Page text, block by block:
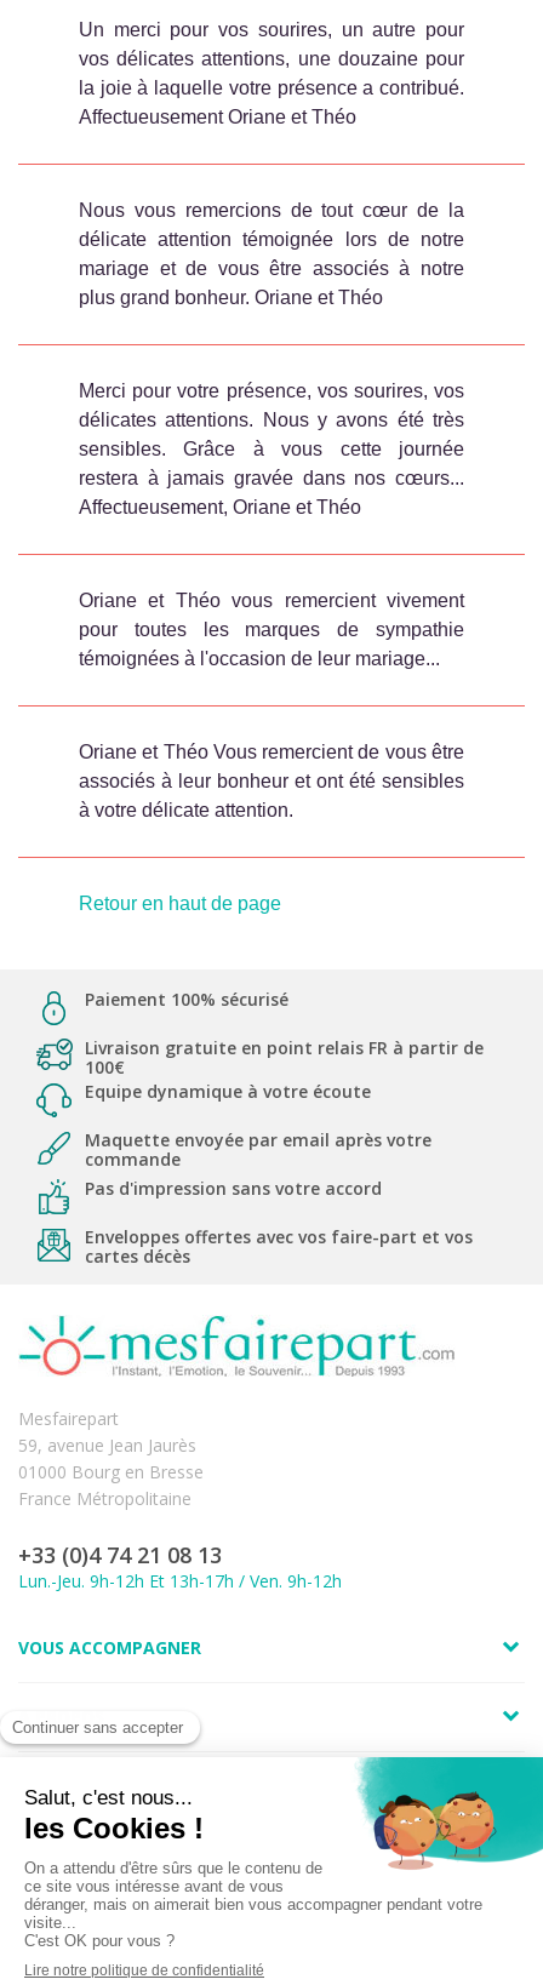
Un merci pour vos sourires, un autre pour
vos délicates attentions, une douzaine pour
la joie à laquelle votre présence a contribué.
Affectueusement Oriane et Théo
Nous vous remercions de tout cœur de la
délicate attention témoignée lors de notre
mariage et de vous être associés à notre
plus grand bonheur. Oriane et Théo
Merci pour votre présence, vos sourires, vos
délicates attentions. Nous y avons été très
sensibles. Grâce à vous cette journée
restera à jamais gravée dans nos cœurs...
Affectueusement, Oriane et Théo
Oriane et Théo vous remercient vivement
pour toutes les marques de sympathie
témoignées à l'occasion de leur mariage...
Oriane et Théo Vous remercient de vous être
associés à leur bonheur et ont été sensibles
à votre délicate attention.
Retour en haut de page
Paiement 100% sécurisé
Livraison gratuite en point relais FR à partir de
100€
Equipe dynamique à votre écoute
Maquette envoyée par email après votre
commande
Pas d'impression sans votre accord
Enveloppes offertes avec vos faire-part et vos
cartes décès
Mesfairepart
59, avenue Jean Jaurès
01000 Bourg en Bresse
France Métropolitaine
+33 (0)4 74 21 08 13
Lun.-Jeu. 9h-12h Et 13h-17h / Ven. 9h-12h
VOUS ACCOMPAGNER
A PROPOS
LIENS UTILES
Marchand approuvé par la Société des Avis Garantis,cliquez ici pour
vérifier.